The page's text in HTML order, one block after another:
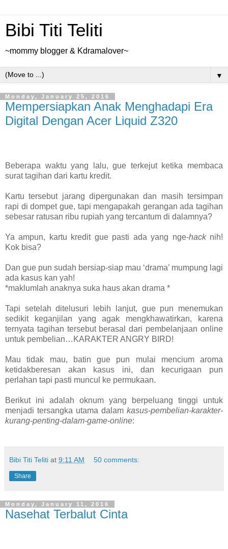
Bibi Titi Teliti
~mommy blogger & Kdramalover~
▼
Monday, January 25, 2016
Mempersiapkan Anak Menghadapi Era
Digital Dengan Acer Liquid Z320
Beberapa waktu yang lalu, gue terkejut ketika membaca
surat tagihan dari kartu kredit.
Kartu tersebut jarang dipergunakan dan masih tersimpan
rapi di dompet gue, tapi mengapakah gerangan ada tagihan
sebesar ratusan ribu rupiah yang tercantum di dalamnya?
Ya ampun, kartu kredit gue pasti ada yang nge-hacknih!
Kok bisa?
Dan gue pun sudah bersiap-siap mau ‘drama’ mumpung lagi
ada kasus kan yah!
*maklumlah anaknya suka haus akan drama *
Tapi setelah ditelusuri lebih lanjut, gue pun menemukan
sedikit keganjilan yang agak mengkhawatirkan, karena
ternyata tagihan tersebut berasal dari pembelanjaan online
untuk pembelian…KARAKTER ANGRY BIRD!
Mau tidak mau, batin gue pun mulai mencium aroma
ketidakberesan akan kasus ini, dan kecurigaan pun
perlahan tapi pasti muncul ke permukaan.
Berikut ini adalah oknum yang berpeluang tinggi untuk
menjadi tersangka utama dalam kasus-pembelian-karakter-
kurang-penting-dalam-game-online:
Bibi Titi Teliti at 9:11 AM 50 comments:
Share
Monday, January 11, 2016
Nasehat Terbalut Cinta